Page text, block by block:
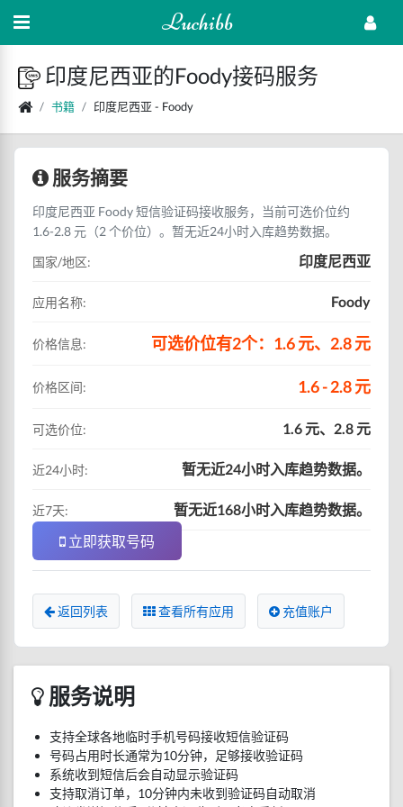
Luchibb
印度尼西亚的Foody接码服务
书籍 印度尼西亚 - Foody
服务摘要
印度尼西亚 Foody 短信验证码接收服务，当前可选价位约
1.6-2.8 元（2 个价位）。暂无近24小时入库趋势数据。
国家/地区:
印度尼西亚
应用名称: Foody
价格信息: 可选价位有2个：1.6 元、2.8 元
价格区间: 1.6 - 2.8 元
可选价位: 1.6 元、2.8 元
近24小时: 暂无近24小时入库趋势数据。
近7天:
暂无近168小时入库趋势数据。
立即获取号码
返回列表 查看所有应用 充值账户
服务说明
支持全球各地临时手机号码接收短信验证码
号码占用时长通常为10分钟，足够接收验证码
系统收到短信后会自动显示验证码
支持取消订单，10分钟内未收到验证码自动取消